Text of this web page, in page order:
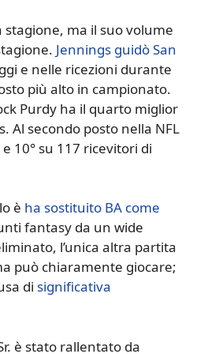
stagione, ma il suo volume
Jennings guidò San
e nelle ricezioni durante
più alto in campionato.
Purdy ha il quarto miglior
Al secondo posto nella NFL
e 10° su 117 ricevitori di
è ha sostituito BA come
fantasy da un wide
l’unica altra partita
può chiaramente giocare;
di significativa
è stato rallentato da